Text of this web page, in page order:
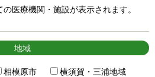
医療機関・施設が表示されます。
地域
相模原市
横須賀・三浦地域